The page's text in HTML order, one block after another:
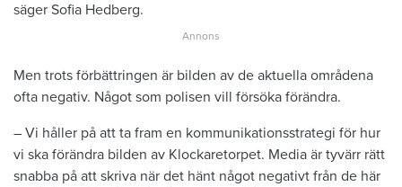
säger Sofia Hedberg.
Men trots förbättringen är bilden av de aktuella områdena
ofta negativ. Något som polisen vill försöka förändra.
– Vi håller på att ta fram en kommunikationsstrategi för hur
vi ska förändra bilden av Klockaretorpet. Media är tyvärr rätt
snabba på att skriva när det hänt något negativt från de här